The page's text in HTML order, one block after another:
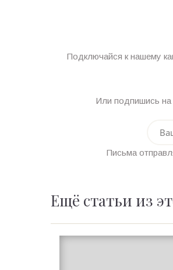
Подключайся к нашему
Или подпишись на
Письма
Ещё статьи из